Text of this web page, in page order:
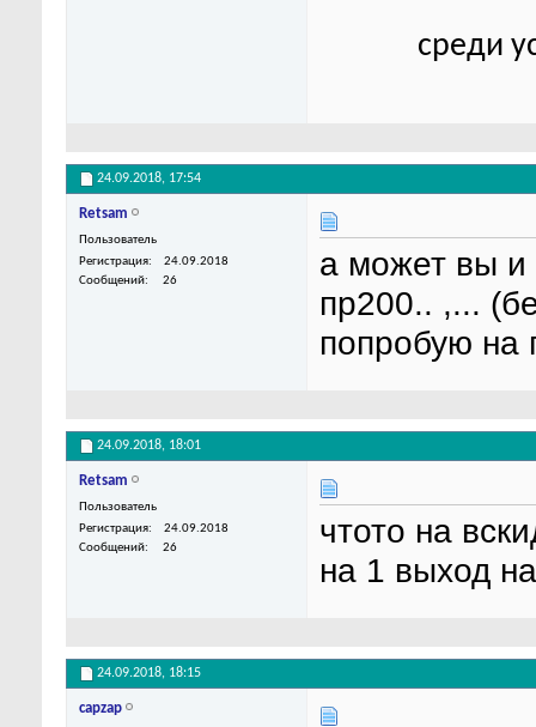
среди
24.09.2018, 17:54
Retsam
Пользователь
Регистрация
24.09.2018
Сообщений
26
а может вы и
пр200.. ,...
попробую на
24.09.2018, 18:01
Retsam
Пользователь
Регистрация
24.09.2018
Сообщений
26
чтото на
на 1 выход
24.09.2018, 18:15
capzap